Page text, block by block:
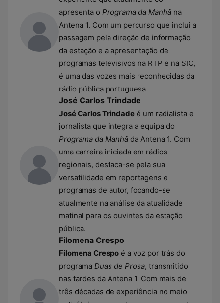
apresenta o Programa da Manhã na
Antena 1. Com um percurso que inclui a
passagem pela direção de informação
da estação e a apresentação de
programas televisivos na RTP e na SIC,
é uma das vozes mais reconhecidas da
rádio pública portuguesa.
José Carlos Trindade
José Carlos Trindade é um radialista e
jornalista que integra a equipa do
Programa da Manhã da Antena 1. Com
uma carreira iniciada em rádios
regionais, destaca-se pela sua
versatilidade em reportagens e
programas de autor, focando-se
atualmente na análise da atualidade
matinal para os ouvintes da estação
pública.
Filomena Crespo
Filomena Crespo é a voz por trás do
programa Duas de Prosa, transmitido
nas tardes da Antena 1. Com mais de
três décadas de experiência no meio